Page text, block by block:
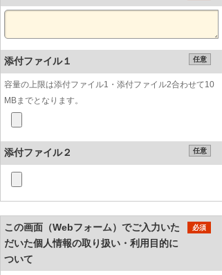
添付ファイル１ 任意
容量の上限は添付ファイル1・添付ファイル2合わせて10
MBまでとなります。
添付ファイル２ 任意
この画面（Webフォーム）でご入力いた
だいた個人情報の取り扱い・利用目的に
ついて
必須